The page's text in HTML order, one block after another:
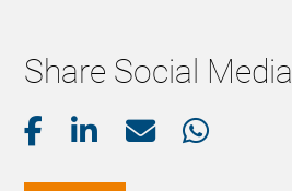
Share Social Media